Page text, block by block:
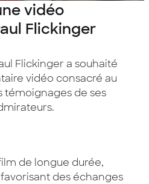
vidéo
Flickinger
Flickinger a souhaité
vidéo consacré au
témoignages de ses
de longue durée,
des échanges